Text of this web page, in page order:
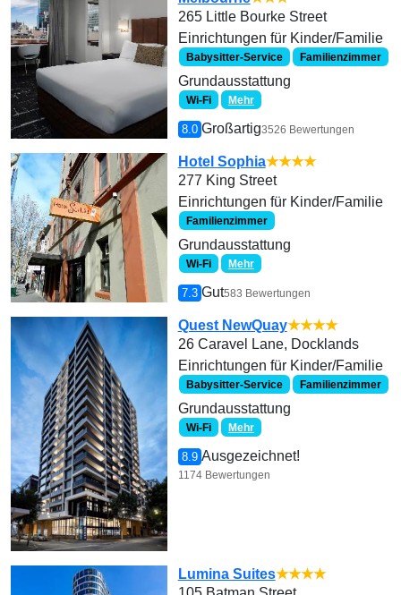
265 Little Bourke Street
Einrichtungen für Kinder/Familie
Babysitter-Service Familienzimmer
Grundausstattung
Wi-Fi Mehr
8.0 Großartig3526 Bewertungen
Hotel Sophia★★★★
277 King Street
Einrichtungen für Kinder/Familie
Familienzimmer
Grundausstattung
Wi-Fi Mehr
7.3 Gut583 Bewertungen
Quest NewQuay★★★★
26 Caravel Lane, Docklands
Einrichtungen für Kinder/Familie
Babysitter-Service Familienzimmer
Grundausstattung
Wi-Fi Mehr
8.9 Ausgezeichnet!
1174 Bewertungen
Lumina Suites★★★★